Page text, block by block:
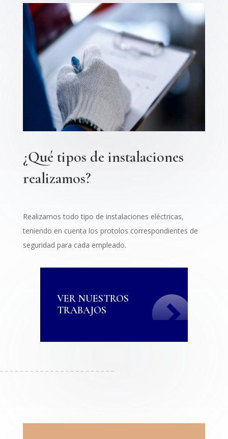
¿Qué tipos de instalaciones
realizamos?
Realizamos todo tipo de instalaciones eléctricas,
teniendo en cuenta los protolos correspondientes de
seguridad para cada empleado.
VER NUESTROS
TRABAJOS